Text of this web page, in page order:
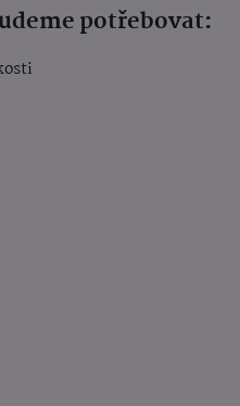
potřebovat: